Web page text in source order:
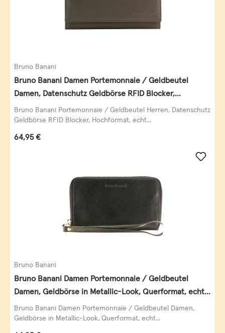
Bruno Banani
Bruno Banani Damen Portemonnaie / Geldbeutel
Damen, Datenschutz Geldbörse RFID Blocker,
Querformat, echt Leder, taupe
Bruno Banani Portemonnaie / Geldbeutel Herren, Datenschutz
Geldbörse RFID Blocker, Hochformat, echt...
Regulärer Preis:
64,95 €
Bruno Banani
Bruno Banani Damen Portemonnaie / Geldbeutel
Damen, Geldbörse in Metallic-Look, Querformat, echt
Leder, schwarz-gold
Bruno Banani Damen Portemonnaie / Geldbeutel Damen,
Geldbörse in Metallic-Look, Querformat, echt...